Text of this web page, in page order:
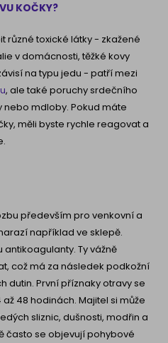
KOČKY?
různé toxické látky - zkažené
v domácnosti, těžké kovy
na typu jedu - patří mezi
, ale také poruchy srdečního
mdloby. Pokud máte
měli byste rychle reagovat a
především pro venkovní a
například ve sklepě.
Ty vážně
což má za následek podkožní
dutin. První příznaky otravy se
48 hodinách. Majitel si může
sliznic, dušnosti, modřin a
často se objevují pohybové